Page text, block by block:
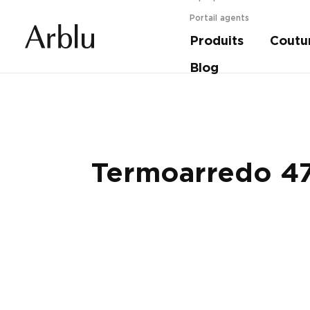
Portail agents
Produits
Blog
Guide pour choisir votre douche. En savoir
Termoarredo